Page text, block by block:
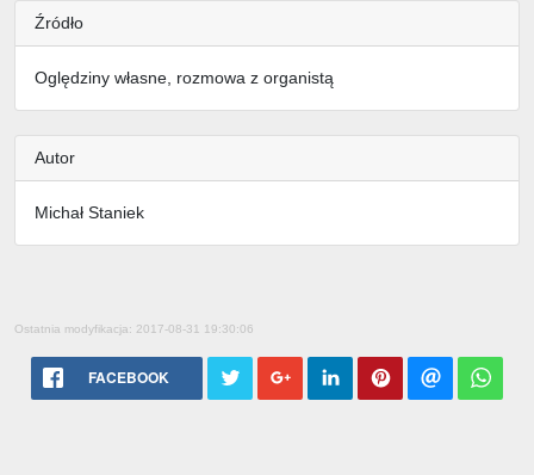
Źródło
Oględziny własne, rozmowa z organistą
Autor
Michał Staniek
Ostatnia modyfikacja: 2017-08-31 19:30:06
FACEBOOK